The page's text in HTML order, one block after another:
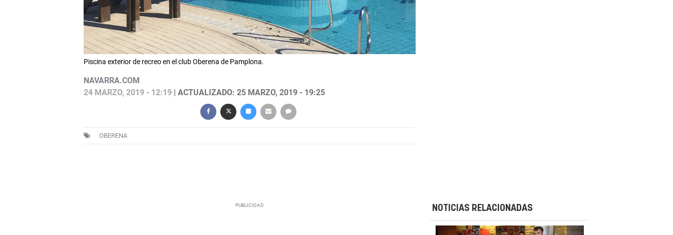
Piscina exterior de recreo en el club Oberena de Pamplona.
NAVARRA.COM
24 MARZO, 2019 - 12:19| ACTUALIZADO: 25 MARZO, 2019 - 19:25
OBERENA
NOTICIAS RELACIONADAS